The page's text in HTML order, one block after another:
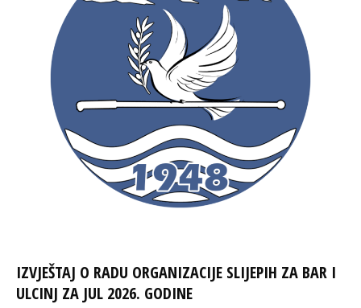
IZVJEŠTAJ O RADU ORGANIZACIJE SLIJEPIH ZA BAR I
ULCINJ ZA JUL 2026. GODINE